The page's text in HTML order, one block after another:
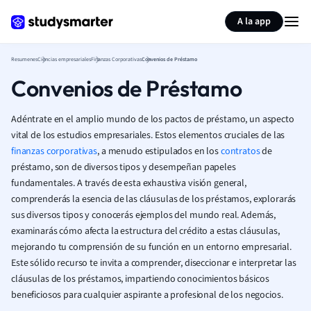
A la app
ResumenesCiencias empresarialesFinanzas CorporativasConvenios de Préstamo
Convenios de Préstamo
Adéntrate en el amplio mundo de los pactos de préstamo, un aspecto
vital de los estudios empresariales. Estos elementos cruciales de las
finanzas corporativas, a menudo estipulados en loscontratosde
préstamo, son de diversos tipos y desempeñan papeles
fundamentales. A través de esta exhaustiva visión general,
comprenderás la esencia de las cláusulas de los préstamos, explorarás
sus diversos tipos y conocerás ejemplos del mundo real. Además,
examinarás cómo afecta la estructura del crédito a estas cláusulas,
mejorando tu comprensión de su función en un entorno empresarial.
Este sólido recurso te invita a comprender, diseccionar e interpretar las
cláusulas de los préstamos, impartiendo conocimientos básicos
beneficiosos para cualquier aspirante a profesional de los negocios.
Resumir página